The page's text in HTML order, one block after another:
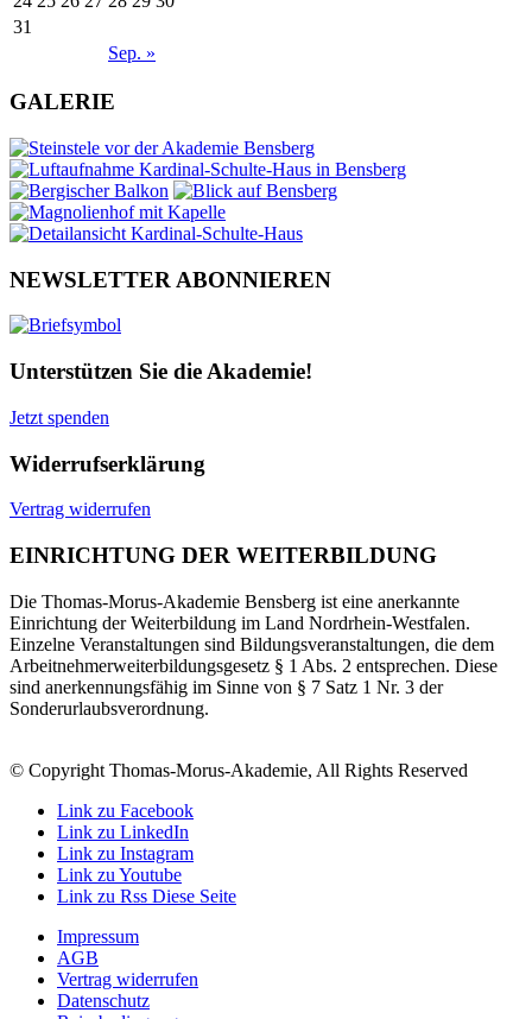
Sep. »
31
GALERIE
NEWSLETTER ABONNIEREN
Unterstützen Sie die Akademie!
Jetzt spenden
Widerrufserklärung
Vertrag widerrufen
EINRICHTUNG DER WEITERBILDUNG
Die Thomas-Morus-Akademie Bensberg ist eine anerkannte
Einrichtung der Weiterbildung im Land Nordrhein-Westfalen.
Einzelne Veranstaltungen sind Bildungsveranstaltungen, die dem
Arbeitnehmerweiterbildungsgesetz § 1 Abs. 2 entsprechen. Diese
sind anerkennungsfähig im Sinne von § 7 Satz 1 Nr. 3 der
Sonderurlaubsverordnung.
© Copyright Thomas-Morus-Akademie, All Rights Reserved
Link zu Facebook
Link zu LinkedIn
Link zu Instagram
Link zu Youtube
Link zu Rss Diese Seite
Impressum
AGB
Vertrag widerrufen
Datenschutz